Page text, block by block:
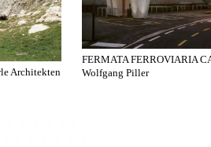
Architekten
FERMATA FERROVIARIA
Wolfgang Piller